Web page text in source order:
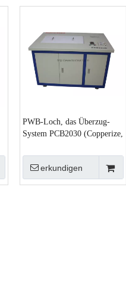
PWB-Loch, das Überzug-
System PCB2030 (Copperize,
erkundigen